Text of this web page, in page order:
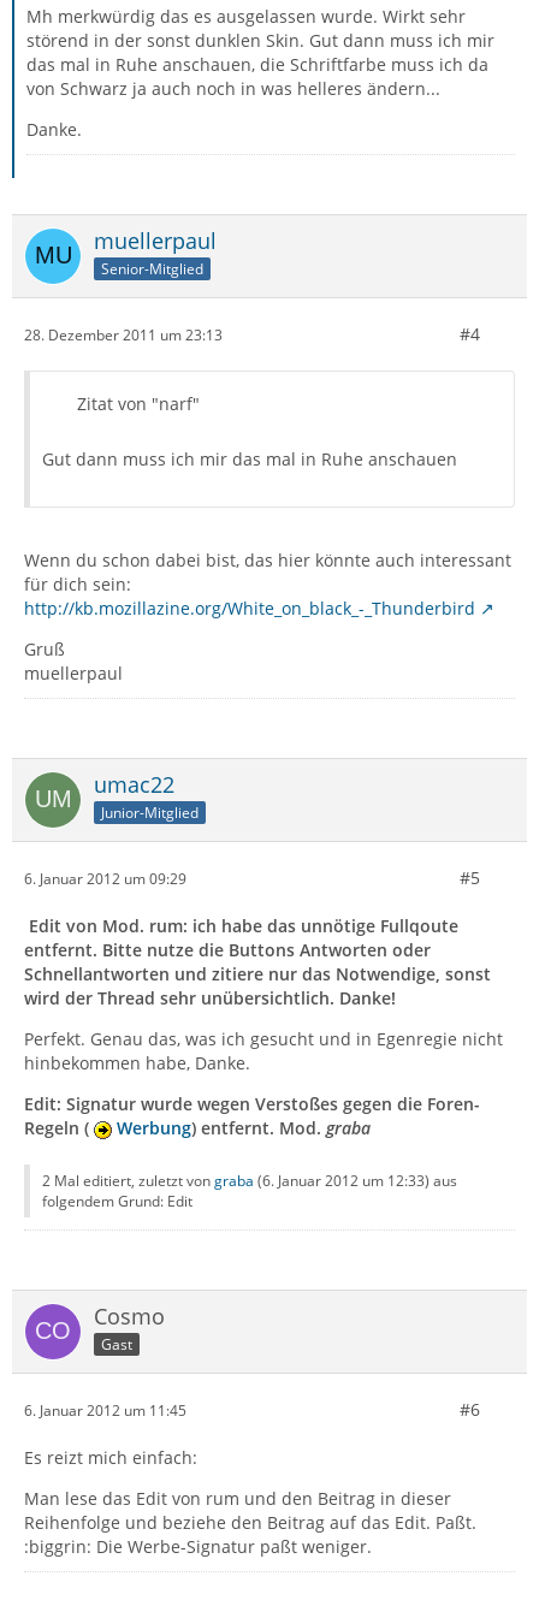
Mh merkwürdig das es ausgelassen wurde. Wirkt sehr
störend in der sonst dunklen Skin. Gut dann muss ich mir
das mal in Ruhe anschauen, die Schriftfarbe muss ich da
von Schwarz ja auch noch in was helleres ändern...
Danke.
muellerpaul
Senior-Mitglied
28. Dezember 2011 um 23:13 #4
Zitat von "narf"
Gut dann muss ich mir das mal in Ruhe anschauen
Wenn du schon dabei bist, das hier könnte auch interessant
für dich sein:
http://kb.mozillazine.org/White_on_black_-_Thunderbird
Gruß
muellerpaul
umac22
Junior-Mitglied
6. Januar 2012 um 09:29 #5
Edit von Mod. rum: ich habe das unnötige Fullqoute
entfernt. Bitte nutze die Buttons Antworten oder
Schnellantworten und zitiere nur das Notwendige, sonst
wird der Thread sehr unübersichtlich. Danke!
Perfekt. Genau das, was ich gesucht und in Egenregie nicht
hinbekommen habe, Danke.
Edit: Signatur wurde wegen Verstoßes gegen die Foren-
Regeln (
Werbung) entfernt. Mod. graba
2 Mal editiert, zuletzt vongraba (6. Januar 2012 um 12:33) aus
folgendem Grund: Edit
Cosmo
Gast
6. Januar 2012 um 11:45 #6
Es reizt mich einfach:
Man lese das Edit von rum und den Beitrag in dieser
Reihenfolge und beziehe den Beitrag auf das Edit. Paßt.
:biggrin: Die Werbe-Signatur paßt weniger.